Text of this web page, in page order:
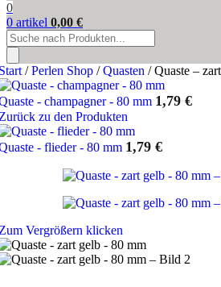
0
0 artikel 0,00 €
Products
search
/ Perlen Shop / Quasten / Quaste –
- champagner - 80 mm 1,79 €
zu den Produkten
- flieder - 80 mm 1,79 €
Vergrößern klicken